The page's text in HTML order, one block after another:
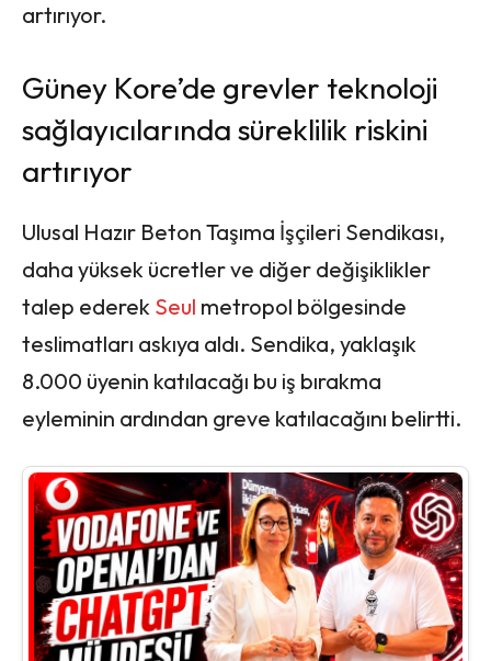
artırıyor.
Güney Kore’de grevler teknoloji
sağlayıcılarında süreklilik riskini
artırıyor
Ulusal Hazır Beton Taşıma İşçileri Sendikası,
daha yüksek ücretler ve diğer değişiklikler
talep ederek Seul metropol bölgesinde
teslimatları askıya aldı. Sendika, yaklaşık
8.000 üyenin katılacağı bu iş bırakma
eyleminin ardından greve katılacağını belirtti.